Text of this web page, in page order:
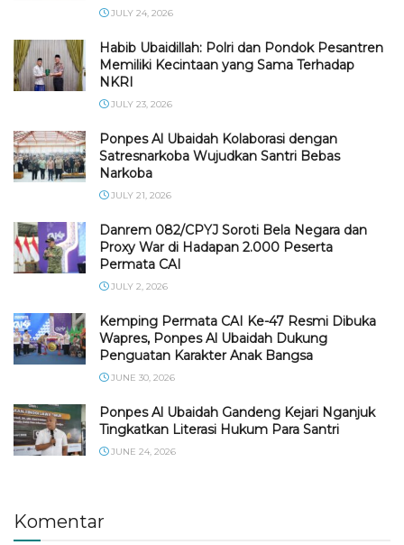
JULY 24, 2026
Habib Ubaidillah: Polri dan Pondok Pesantren
Memiliki Kecintaan yang Sama Terhadap
NKRI
JULY 23, 2026
Ponpes Al Ubaidah Kolaborasi dengan
Satresnarkoba Wujudkan Santri Bebas
Narkoba
JULY 21, 2026
Danrem 082/CPYJ Soroti Bela Negara dan
Proxy War di Hadapan 2.000 Peserta
Permata CAI
JULY 2, 2026
Kemping Permata CAI Ke-47 Resmi Dibuka
Wapres, Ponpes Al Ubaidah Dukung
Penguatan Karakter Anak Bangsa
JUNE 30, 2026
Ponpes Al Ubaidah Gandeng Kejari Nganjuk
Tingkatkan Literasi Hukum Para Santri
JUNE 24, 2026
Komentar